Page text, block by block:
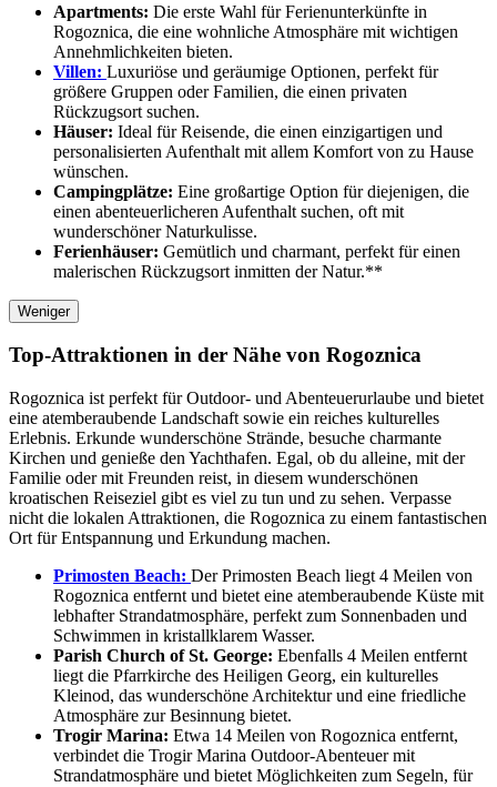
Apartments: Die erste Wahl für Ferienunterkünfte in
Rogoznica, die eine wohnliche Atmosphäre mit wichtigen
Annehmlichkeiten bieten.
Villen: Luxuriöse und geräumige Optionen, perfekt für
größere Gruppen oder Familien, die einen privaten
Rückzugsort suchen.
Häuser: Ideal für Reisende, die einen einzigartigen und
personalisierten Aufenthalt mit allem Komfort von zu Hause
wünschen.
Campingplätze: Eine großartige Option für diejenigen, die
einen abenteuerlicheren Aufenthalt suchen, oft mit
wunderschöner Naturkulisse.
Ferienhäuser: Gemütlich und charmant, perfekt für einen
malerischen Rückzugsort inmitten der Natur.**
Weniger
Top-Attraktionen in der Nähe von Rogoznica
Rogoznica ist perfekt für Outdoor- und Abenteuerurlaube und bietet
eine atemberaubende Landschaft sowie ein reiches kulturelles
Erlebnis. Erkunde wunderschöne Strände, besuche charmante
Kirchen und genieße den Yachthafen. Egal, ob du alleine, mit der
Familie oder mit Freunden reist, in diesem wunderschönen
kroatischen Reiseziel gibt es viel zu tun und zu sehen. Verpasse
nicht die lokalen Attraktionen, die Rogoznica zu einem fantastischen
Ort für Entspannung und Erkundung machen.
Primosten Beach: Der Primosten Beach liegt 4 Meilen von
Rogoznica entfernt und bietet eine atemberaubende Küste mit
lebhafter Strandatmosphäre, perfekt zum Sonnenbaden und
Schwimmen in kristallklarem Wasser.
Parish Church of St. George: Ebenfalls 4 Meilen entfernt
liegt die Pfarrkirche des Heiligen Georg, ein kulturelles
Kleinod, das wunderschöne Architektur und eine friedliche
Atmosphäre zur Besinnung bietet.
Trogir Marina: Etwa 14 Meilen von Rogoznica entfernt,
verbindet die Trogir Marina Outdoor-Abenteuer mit
Strandatmosphäre und bietet Möglichkeiten zum Segeln, für